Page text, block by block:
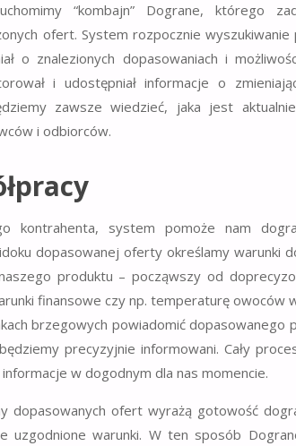
“kombajn” Dograne, którego
ofert. System rozpocznie
o znalezionych dopasowaniach i
i udostępniał informacje o
zawsze wiedzieć, jaka jest
i odbiorców.
kontrahenta, system pomoże nam
dopasowanej oferty określamy warunki
produktu – począwszy od
finansowe czy np. temperaturę owoców
brzegowych powiadomić dopasowanego
precyzyjnie informowani. Cały
w dogodnym dla nas momencie.
dopasowanych ofert wyrażą gotowość
uzgodnione warunki. W ten sposób